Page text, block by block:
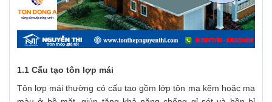
1.1 Cấu tạo tôn lợp mái
Tôn lợp mái thường có cấu tạo gồm lớp tôn mạ kẽm hoặc mạ